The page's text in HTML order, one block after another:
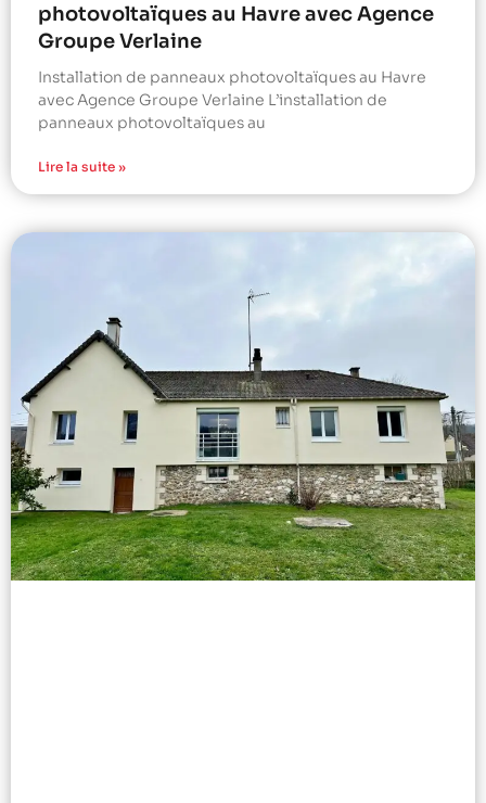
photovoltaïques au Havre avec Agence
Groupe Verlaine
Installation de panneaux photovoltaïques au Havre
avec Agence Groupe Verlaine L’installation de
panneaux photovoltaïques au
Lire la suite »